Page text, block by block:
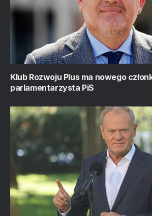
Klub Rozwoju Plus ma nowego
parlamentarzysta PiS